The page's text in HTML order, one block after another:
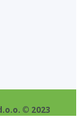
© 2023